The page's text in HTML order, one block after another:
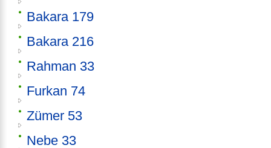
Bakara 179
Bakara 216
Rahman 33
Furkan 74
Zümer 53
Nebe 33